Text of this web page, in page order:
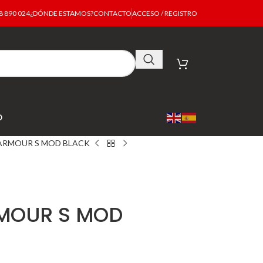
890 024¿DÓNDE ESTAMOS?CONTACTOACCESO / REGISTRO
S MOD BLACK
S MOD